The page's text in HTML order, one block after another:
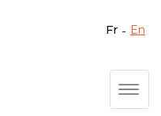
Fermer X
fr en